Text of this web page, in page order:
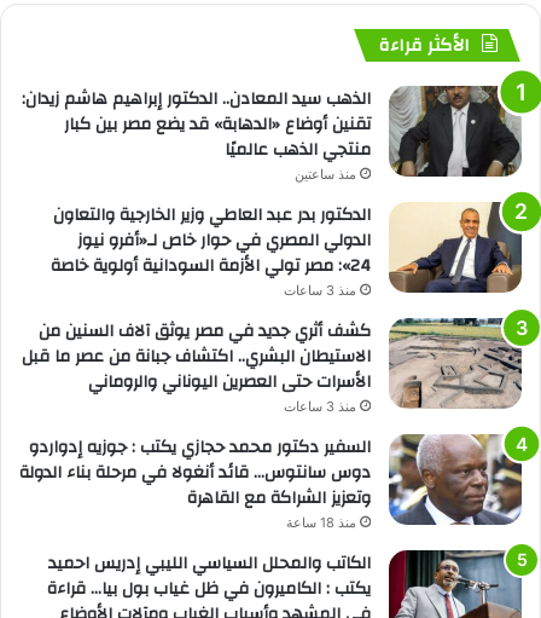
الأكثر قراءة
الذهب سيد المعادن.. الدكتور إبراهيم هاشم زيدان:
تقنين أوضاع «الدهابة» قد يضع مصر بين كبار
منتجي الذهب عالميًا
منذ ساعتين
الدكتور بدر عبد العاطي وزير الخارجية والتعاون
الدولي المصري في حوار خاص لـ«أفرو نيوز
24»: مصر تولي الأزمة السودانية أولوية خاصة
منذ 3 ساعات
كشف أثري جديد في مصر يوثق آلاف السنين من
الاستيطان البشري.. اكتشاف جبانة من عصر ما قبل
الأسرات حتى العصرين اليوناني والروماني
منذ 3 ساعات
السفير دكتور محمد حجازي يكتب : جوزيه إدواردو
دوس سانتوس… قائد أنغولا في مرحلة بناء الدولة
وتعزيز الشراكة مع القاهرة
منذ 18 ساعة
الكاتب والمحلل السياسي الليبي إدريس احميد
يكتب : الكاميرون في ظل غياب بول بيا… قراءة